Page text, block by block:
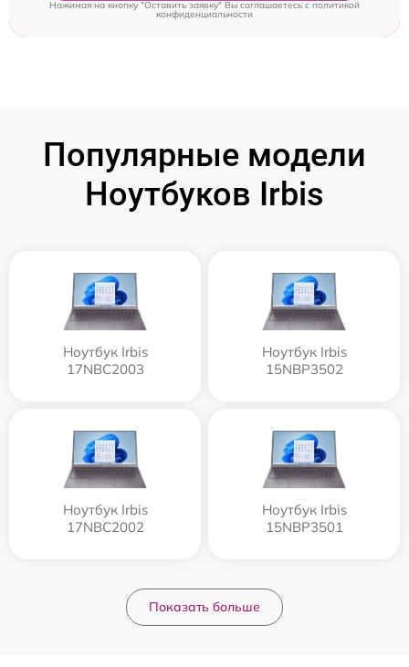
Нажимая на кнопку "Оставить заявку" Вы соглашаетесь cполитикой
конфиденциальности
Популярные модели
Ноутбуков Irbis
Ноутбук Irbis
17NBC2003
Ноутбук Irbis
15NBP3502
Ноутбук Irbis
17NBC2002
Ноутбук Irbis
15NBP3501
Показать больше